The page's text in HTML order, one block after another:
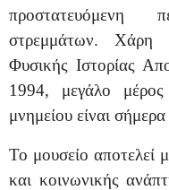
προστατευόμενη
στρεμμάτων. Χάρη
Φυσικής Ιστορίας
1994, μεγάλο
μνημείου είναι
Το μουσείο αποτελεί
και κοινωνικής